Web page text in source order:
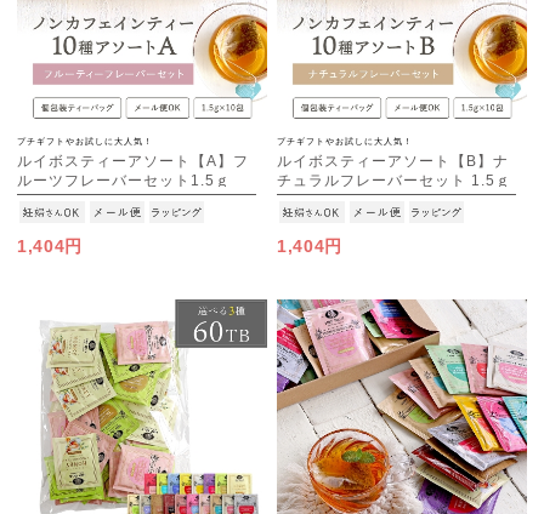
プチギフトやお試しに大人気！
ルイボスティーアソート【A】フ
ルーツフレーバーセット1.5ｇ
×10種
[M便 1/3]
1,404円
プチギフトやお試しに大人気！
ルイボスティーアソート【B】ナ
チュラルフレーバーセット 1.5ｇ
×10種
[M便 1/3]
1,404円